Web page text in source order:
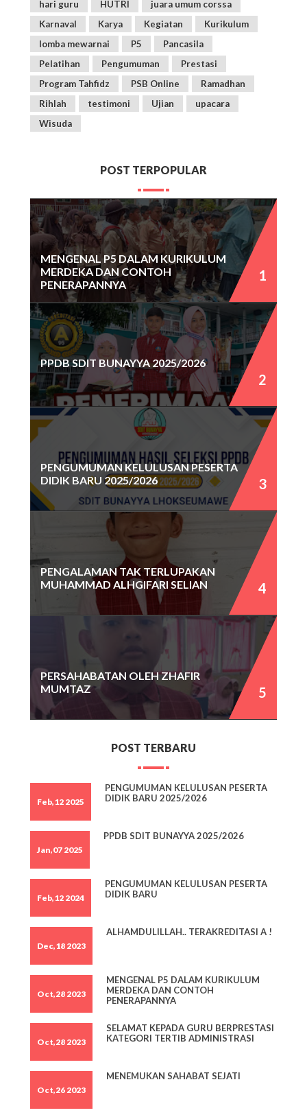
hari guru HUTRI
juara umum corssa
Karnaval
Karya Kegiatan
Kurikulum
lomba mewarnai
P5
Pancasila
Pelatihan
Pengumuman
Prestasi
Program Tahfidz
PSB Online
Ramadhan
Rihlah
testimoni Ujian
upacara
Wisuda
POST TERPOPULAR
MENGENAL P5 DALAM KURIKULUM
MERDEKA DAN CONTOH
PENERAPANNYA
PPDB SDIT BUNAYYA 2025/2026
PENGUMUMAN KELULUSAN PESERTA
DIDIK BARU 2025/2026
PENGALAMAN TAK TERLUPAKAN
MUHAMMAD ALHGIFARI SELIAN
PERSAHABATAN OLEH ZHAFIR
MUMTAZ
POST TERBARU
Feb,12 2025
PENGUMUMAN KELULUSAN PESERTA
DIDIK BARU 2025/2026
Jan,07 2025
PPDB SDIT BUNAYYA 2025/2026
Feb,12 2024
PENGUMUMAN KELULUSAN PESERTA
DIDIK BARU
Dec,18 2023
ALHAMDULILLAH.. TERAKREDITASI A !
Oct,28 2023
MENGENAL P5 DALAM KURIKULUM
MERDEKA DAN CONTOH
PENERAPANNYA
Oct,28 2023
SELAMAT KEPADA GURU BERPRESTASI
KATEGORI TERTIB ADMINISTRASI
Oct,26 2023
MENEMUKAN SAHABAT SEJATI